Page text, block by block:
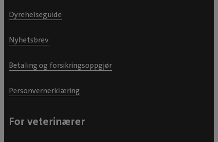
Dyrehelseguide
Nyhetsbrev
Betaling og forsikringsoppgjør
Personvernerklæring
For veterinærer